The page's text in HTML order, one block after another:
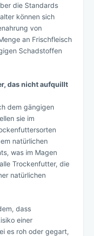
die Standards
können sich
von
an Frischfleisch
Schadstoffen
das nicht aufquillt
dem gängigen
sie im
natürlichen
was im Magen
Trockenfutter, die
natürlichen
dass
einer
es roh oder gegart,